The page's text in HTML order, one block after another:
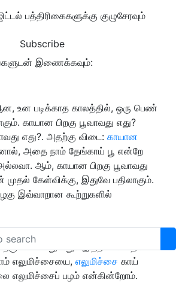
பத்திரிகைகளுக்கு குழுசேரவும்
Subscribe
இணைக்கவும்:
உன படிக்காத காலத்தில், ஒரு பெண்
காயான பிறகு பூவாவது எது?
எது?. அதற்கு விடை: காயான
அதை நாம் தேங்காய் பூ என்றே
ஆம், காயான பிறகு பூவாவது
கேள்விக்கு, இதுவே பதிலாகும்.
இவ்வாறான கூற்றுகளில்
மறைந்திருக்கும் அடுத்த கேள்வி,
காயாவது எது? இதற்கான பதில்
எலுமிச்சையை, எலுமிச்சை காய்
எலுமிச்சைப் பழம் என்கின்றோம்.